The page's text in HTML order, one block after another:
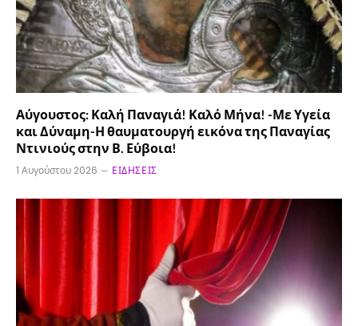
Αύγουστος: Καλή Παναγιά! Καλό Μήνα! -Με Υγεία
και Δύναμη-Η θαυματουργή εικόνα της Παναγίας
Ντινιούς στην Β. Εύβοια!
1 Αυγούστου 2026 ΕΙΔΉΣΕΙΣ